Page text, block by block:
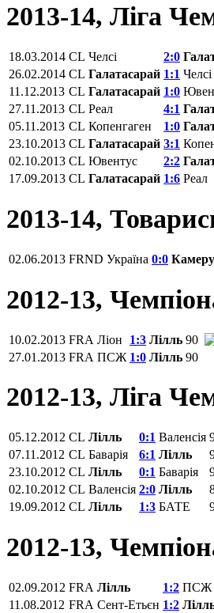
2013-14, Ліга
18.03.2014 CL Челсі 2:0
26.02.2014 CL Галатасарай 1:1 Челсі
11.12.2013 CL Галатасарай 1:0
27.11.2013 CL Реал 4:1
05.11.2013 CL Копенгаген 1:0
23.10.2013 CL Галатасарай 3:1
02.10.2013 CL Ювентус 2:2
17.09.2013 CL Галатасарай 1:6 Реал
2013-14,
02.06.2013 FRND Україна 0:0
2012-13,
10.02.2013 FRA Ліон 1:3 Лілль 90
27.01.2013 FRA ПСЖ 1:0 Лілль 90
2012-13, Ліга
05.12.2012 CL Лілль 0:1 Валенсія
07.11.2012 CL Баварія 6:1 Лілль
23.10.2012 CL Лілль 0:1 Баварія
02.10.2012 CL Валенсія 2:0 Лілль
19.09.2012 CL Лілль 1:3 БАТЕ
2012-13,
02.09.2012 FRA Лілль 1:2 ПСЖ
11.08.2012 FRA Сент-Етьєн 1:2